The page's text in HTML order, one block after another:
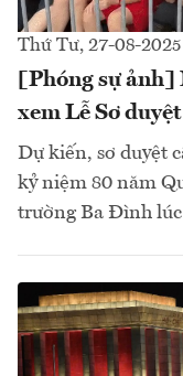
Thứ Tư, 27-08-2025
[Phóng sự
xem Lễ Sơ
Dự kiến, sơ duyệt
kỷ niệm 80 năm
trường Ba Đình